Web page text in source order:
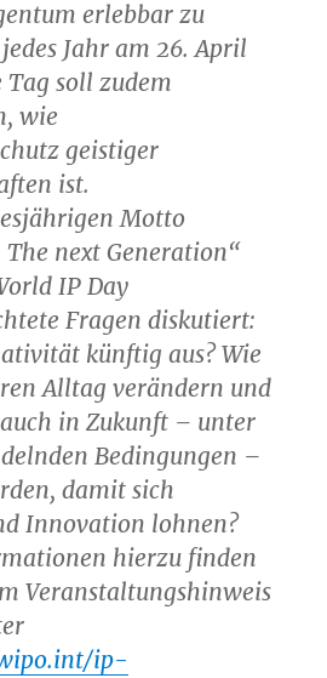
erlebbar zu
Jahr am 26. April
soll zudem
wie
geistiger
ist.
Motto
next Generation“
IP Day
Fragen diskutiert:
künftig aus? Wie
Alltag verändern und
in Zukunft – unter
Bedingungen –
damit sich
Innovation lohnen?
hierzu finden
Veranstaltungshinweis
ip-